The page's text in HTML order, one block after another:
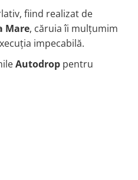
fiind realizat de
Mare, căruia îi mulțumim
impecabilă.
Autodrop pentru